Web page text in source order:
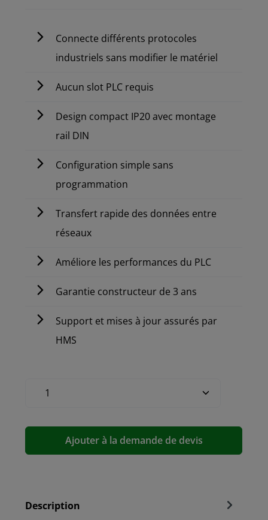
Connecte différents protocoles
industriels sans modifier le matériel
Aucun slot PLC requis
Design compact IP20 avec montage
rail DIN
Configuration simple sans
programmation
Transfert rapide des données entre
réseaux
Améliore les performances du PLC
Garantie constructeur de 3 ans
Support et mises à jour assurés par
HMS
Ajouter à la demande de devis
Description